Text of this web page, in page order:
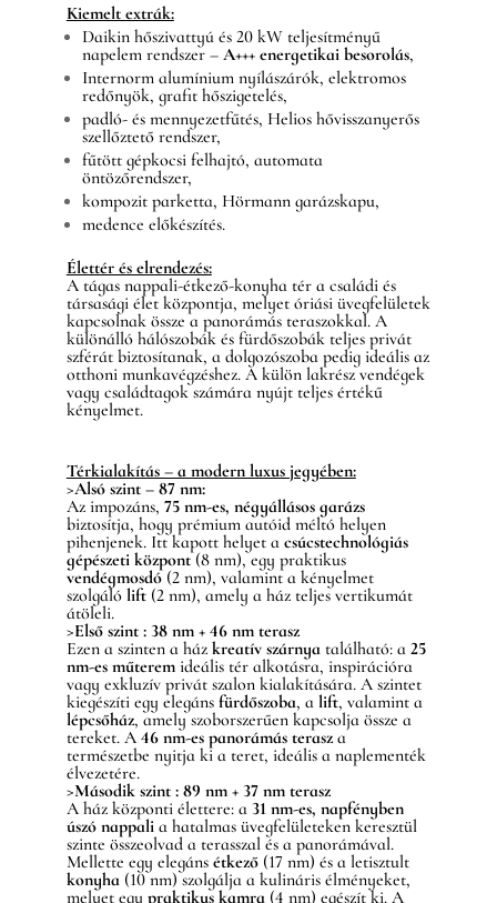
Kiemelt extrák:
Daikin hőszivattyú és 20 kW teljesítményű
napelem rendszer – A+++ energetikai besorolás,
Internorm alumínium nyílászárók, elektromos
redőnyök, grafit hőszigetelés,
padló- és mennyezetfűtés, Helios hővisszanyerős
szellőztető rendszer,
fűtött gépkocsi felhajtó, automata
öntözőrendszer,
kompozit parketta, Hörmann garázskapu,
medence előkészítés.
Élettér és elrendezés:
A tágas nappali-étkező-konyha tér a családi és
társasági élet központja, melyet óriási üvegfelületek
kapcsolnak össze a panorámás teraszokkal. A
különálló hálószobák és fürdőszobák teljes privát
szférát biztosítanak, a dolgozószoba pedig ideális az
otthoni munkavégzéshez. A külön lakrész vendégek
vagy családtagok számára nyújt teljes értékű
kényelmet.
Térkialakítás – a modern luxus jegyében:
>Alsó szint – 87 nm:
Az impozáns, 75 nm-es, négyállásos garázs
biztosítja, hogy prémium autóid méltó helyen
pihenjenek. Itt kapott helyet a csúcstechnológiás
gépészeti központ(8 nm), egy praktikus
vendégmosdó(2 nm), valamint a kényelmet
szolgáló lift(2 nm), amely a ház teljes vertikumát
átöleli.
>Első szint : 38 nm + 46 nm terasz
Ezen a szinten a ház kreatív szárnyatalálható: a 25
nm-es műteremideális tér alkotásra, inspirációra
vagy exkluzív privát szalon kialakítására. A szintet
kiegészíti egy elegáns fürdőszoba, a lift, valamint a
lépcsőház, amely szoborszerűen kapcsolja össze a
tereket. A 46 nm-es panorámás terasza
természetbe nyitja ki a teret, ideális a naplementék
élvezetére.
>Második szint : 89 nm + 37 nm terasz
A ház központi élettere: a 31 nm-es, napfényben
úszó nappalia hatalmas üvegfelületeken keresztül
szinte összeolvad a terasszal és a panorámával.
Mellette egy elegáns étkező(17 nm) és a letisztult
konyha(10 nm) szolgálja a kulináris élményeket,
melyet egy praktikus kamra(4 nm) egészít ki. A